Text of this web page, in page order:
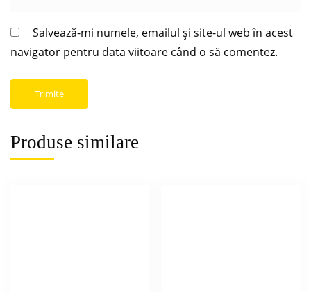
Salvează-mi numele, emailul și site-ul web în acest
navigator pentru data viitoare când o să comentez.
Produse similare